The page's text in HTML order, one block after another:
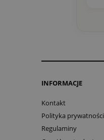
INFORMACJE
Kontakt
Polityka prywatności
Regulaminy